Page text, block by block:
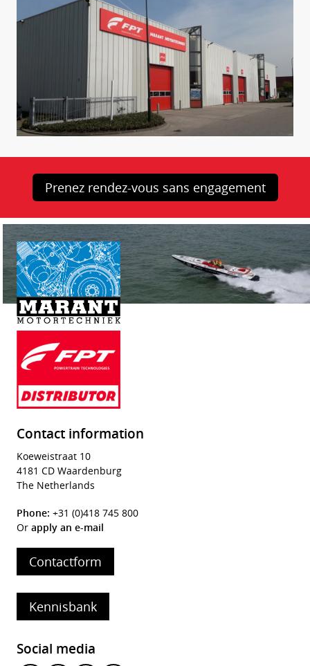
Prenez rendez-vous sans engagement
Contact information
Koeweistraat 10
4181 CD Waardenburg
The Netherlands
Phone: +31 (0)418 745 800
Or apply an e-mail
Contactform
Kennisbank
Social media